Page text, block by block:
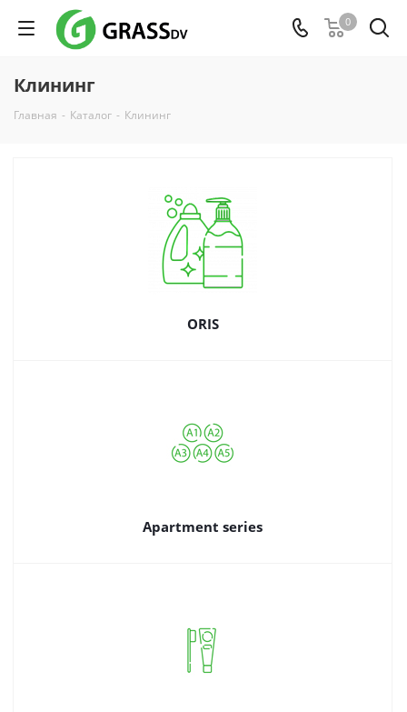
0
Клининг
Главная - Каталог - Клининг
ORIS
Apartment series